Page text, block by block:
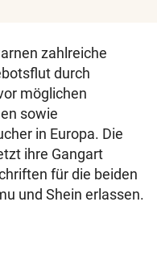
zahlreiche
durch
möglichen
sowie
in Europa. Die
ihre Gangart
für die beiden
und Shein erlassen.